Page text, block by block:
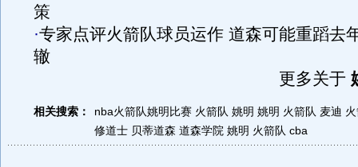
策
·专家点评火箭队球员运作 道森可能重蹈去
辙
更多关于
相关搜索： nba火箭队姚明比赛 火箭队 姚明 姚明 火箭队 麦迪
修道士 贝蒂道森 道森学院 姚明 火箭队 cba